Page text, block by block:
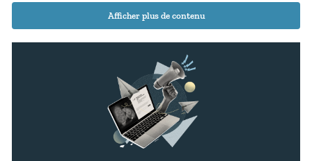
Afficher plus de contenu